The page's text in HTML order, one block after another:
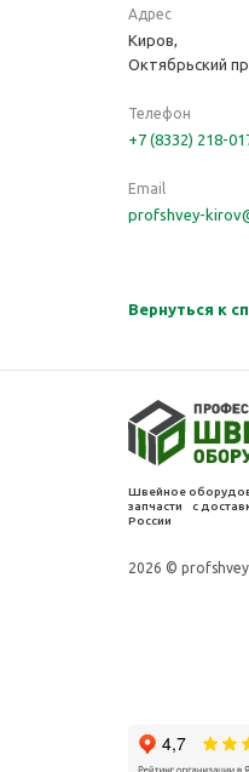
Адрес
Киров,
Октябрьский
Телефон
+7 (8332) 218-
Email
profshvey-
Вернуться к
Швейное
запчасти с
России
2026 ©